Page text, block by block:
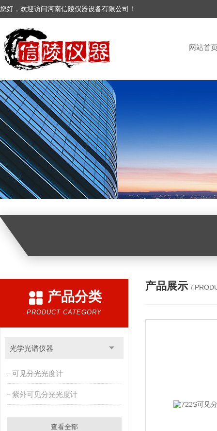
您好，欢迎访问河南信陵仪器设备有限公司！
网站首
产品分类
PRODUCT CATEGORY
光学光谱仪器
可见分光光度计
紫外可见分光光度计
查看全部
产品展示 /